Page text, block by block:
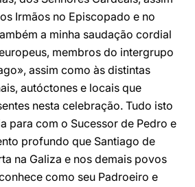
Irmãos no Episcopado e no
a minha saudação cordial
membros do intergrupo
assim como às distintas
autóctones e locais que
nesta celebração. Tudo isto
para com o Sucessor de Pedro e
profundo que Santiago de
na Galiza e nos demais povos
como seu Padroeiro e